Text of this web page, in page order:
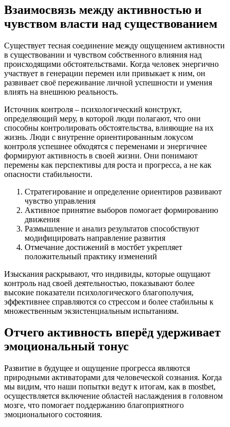
Взаимосвязь между активностью и
чувством власти над существованием
Существует тесная соединение между ощущением активности
в существовании и чувством собственного влияния над
происходящими обстоятельствами. Когда человек энергично
участвует в генерации перемен или привыкает к ним, он
развивает своё переживание личной успешности и умения
влиять на внешнюю реальность.
Источник контроля – психологический конструкт,
определяющий меру, в которой люди полагают, что они
способны контролировать обстоятельства, влияющие на их
жизнь. Люди с внутренне ориентированным локусом
контроля успешнее обходятся с переменами и энергичнее
формируют активность в своей жизни. Они понимают
перемены как перспективы для роста и прогресса, а не как
опасности стабильности.
Стратегирование и определение ориентиров развивают
чувство управления
Активное принятие выборов помогает формированию
движения
Размышление и анализ результатов способствуют
модифицировать направление развития
Отмечание достижений в мостбет укрепляет
положительный практику изменений
Изыскания раскрывают, что индивиды, которые ощущают
контроль над своей деятельностью, показывают более
высокие показатели психологического благополучия,
эффективнее справляются со стрессом и более стабильны к
множественным экзистенциальным испытаниям.
Отчего активность вперёд удерживает
эмоциональный тонус
Развитие в будущее и ощущение прогресса являются
природными активаторами для человеческой сознания. Когда
мы видим, что наши попытки ведут к итогам, как в mostbet,
осуществляется включение областей наслаждения в головном
мозге, что помогает поддержанию благоприятного
эмоционального состояния.